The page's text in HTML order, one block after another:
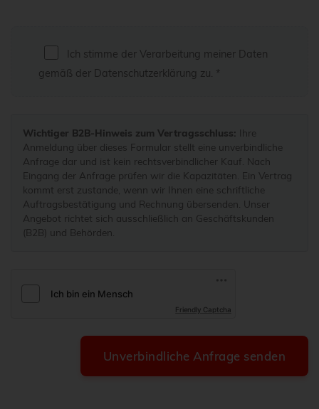
Ich stimme der Verarbeitung meiner Daten
gemäß der Datenschutzerklärung zu. *
Wichtiger B2B-Hinweis zum Vertragsschluss: Ihre
Anmeldung über dieses Formular stellt eine unverbindliche
Anfrage dar und ist kein rechtsverbindlicher Kauf. Nach
Eingang der Anfrage prüfen wir die Kapazitäten. Ein Vertrag
kommt erst zustande, wenn wir Ihnen eine schriftliche
Auftragsbestätigung und Rechnung übersenden. Unser
Angebot richtet sich ausschließlich an Geschäftskunden
(B2B) und Behörden.
Friendly Captcha